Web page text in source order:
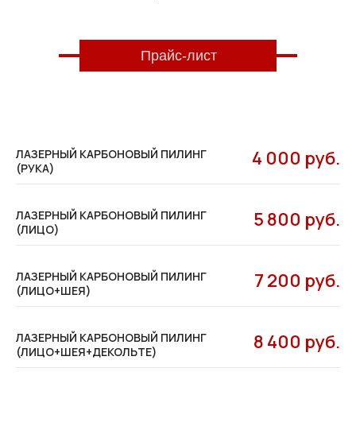
Прайс-лист
ЛАЗЕРНЫЙ КАРБОНОВЫЙ ПИЛИНГ
(РУКА)
4 000 руб.
ЛАЗЕРНЫЙ КАРБОНОВЫЙ ПИЛИНГ
(ЛИЦО)
5 800 руб.
ЛАЗЕРНЫЙ КАРБОНОВЫЙ ПИЛИНГ
(ЛИЦО+ШЕЯ)
7 200 руб.
ЛАЗЕРНЫЙ КАРБОНОВЫЙ ПИЛИНГ
(ЛИЦО+ШЕЯ+ДЕКОЛЬТЕ)
8 400 руб.